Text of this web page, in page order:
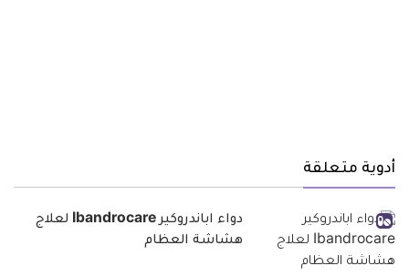
أدوية متعلقة
دواء اباندروكير Ibandrocare لعلاج
هشاشة العظام